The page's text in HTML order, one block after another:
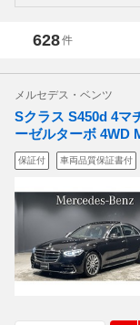
628件
メルセデス・ベンツ
Sクラス S450d 4マ
ーゼルターボ 4WD
保証付 車両品質保証書付